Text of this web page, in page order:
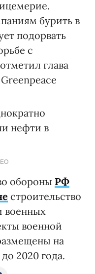
бурить в
подорвать
с
глава
нефти в
обороны РФ
строительство
военных
военной
на
2020 года.